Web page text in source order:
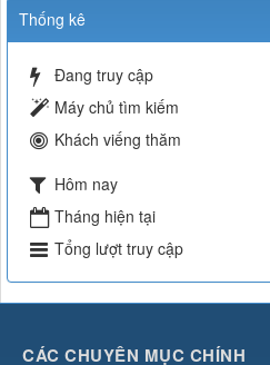
Thống kê
Đang truy cập
Máy chủ tìm kiếm
Khách viếng thăm
Hôm nay
Tháng hiện tại
Tổng lượt truy cập
CÁC CHUYÊN MỤC CHÍNH